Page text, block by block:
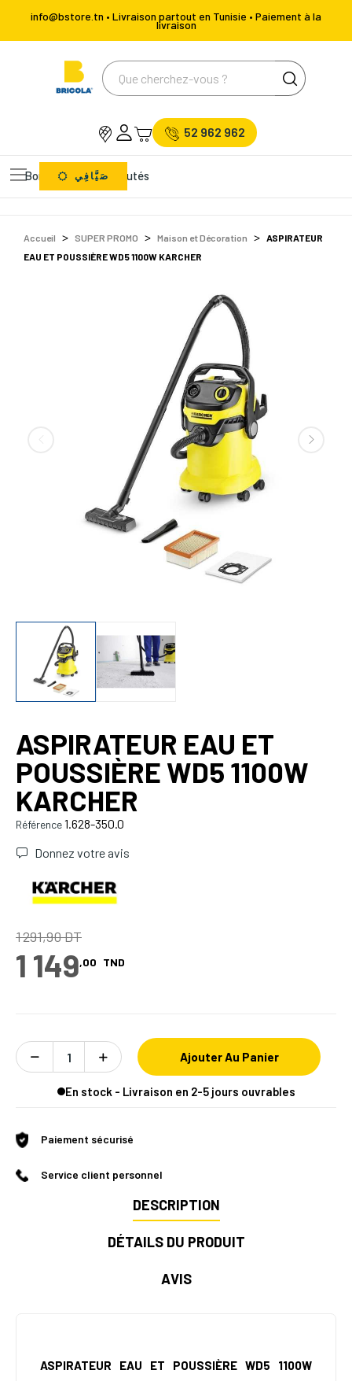
info@bstore.tn • Livraison partout en Tunisie • Paiement à la
livraison
52 962 962
Bons Plans Nouveautés
صَيَّافِي
Accueil SUPER PROMO Maison et Décoration
ASPIRATEUR
EAU ET POUSSIÈRE WD5 1100W KARCHER
ASPIRATEUR EAU ET
POUSSIÈRE WD5 1100W
KARCHER
Référence1.628-350.0
Donnez votre avis
1 291,90 DT
1 149,00 TND
Ajouter Au Panier
En stock - Livraison en 2-5 jours ouvrables
Paiement sécurisé
Service client personnel
DESCRIPTION
DÉTAILS DU PRODUIT
AVIS
ASPIRATEUR EAU ET POUSSIÈRE WD5 1100W